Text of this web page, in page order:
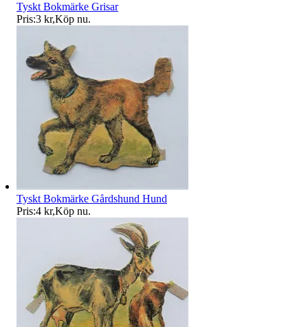
Tyskt Bokmärke Grisar
Pris:3 kr,Köp nu.
Tyskt Bokmärke Gårdshund Hund
Pris:4 kr,Köp nu.